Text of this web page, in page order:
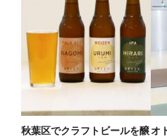
秋葉区でクラフトビールを醸オ